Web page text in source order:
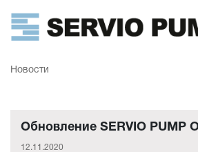
Новости
Обновление SERVIO PUMP
12.11.2020